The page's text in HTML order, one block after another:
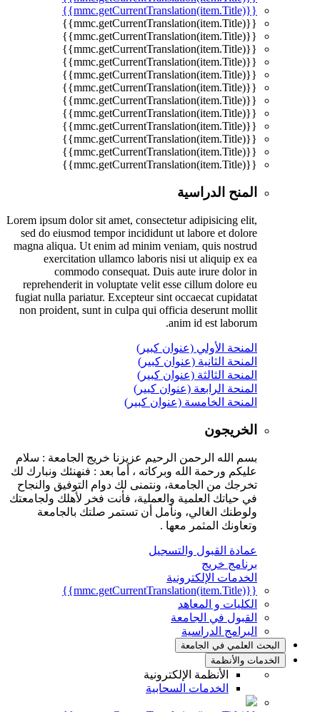
{{mmc.getCurrentTranslation(item.Title)}}
{{mmc.getCurrentTranslation(item.Title)}}
{{mmc.getCurrentTranslation(item.Title)}}
{{mmc.getCurrentTranslation(item.Title)}}
{{mmc.getCurrentTranslation(item.Title)}}
{{mmc.getCurrentTranslation(item.Title)}}
{{mmc.getCurrentTranslation(item.Title)}}
{{mmc.getCurrentTranslation(item.Title)}}
{{mmc.getCurrentTranslation(item.Title)}}
{{mmc.getCurrentTranslation(item.Title)}}
{{mmc.getCurrentTranslation(item.Title)}}
{{mmc.getCurrentTranslation(item.Title)}}
{{mmc.getCurrentTranslation(item.Title)}}
المنح الدراسية
Lorem ipsum dolor sit amet, consectetur adipisicing elit,
sed do eiusmod tempor incididunt ut labore et dolore
magna aliqua. Ut enim ad minim veniam, quis nostrud
exercitation ullamco laboris nisi ut aliquip ex ea
commodo consequat. Duis aute irure dolor in
reprehenderit in voluptate velit esse cillum dolore eu
fugiat nulla pariatur. Excepteur sint occaecat cupidatat
non proident, sunt in culpa qui officia deserunt mollit
anim id est laborum.
المنحة الأولي (عنوان كبير)
المنحة الثانية (عنوان كبير)
المنحة الثالثة (عنوان كبير)
المنحة الرابعة (عنوان كبير)
المنحة الخامسة (عنوان كبير)
الخريجون
بسم الله الرحمن الرحيم عزيزنا خريج الجامعة : سلام
عليكم ورحمة الله وبركاته ، أما بعد : فنهنئك ونبارك لك
تخرجك من الجامعة، ونتمنى لك دوام التوفيق والنجاح
في حياتك العلمية والعملية، فأنت فخر لأهلك ولجامعتك
ولوطنك الغالي، ونأمل أن تستمر صلتك بالجامعة
وتعاونك المثمر معها .
عمادة القبول والتسجيل
برنامج خريج
الخدمات الإلكترونية
{{mmc.getCurrentTranslation(item.Title)}}
الكليات و المعاهد
القبول في الجامعة
البرامج الدراسية
البحث العلمي في الجامعة
الخدمات والأنظمة
الأنظمة الإلكترونية
الخدمات السحابية